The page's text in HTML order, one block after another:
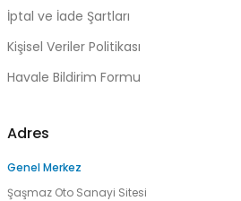
İptal ve İade Şartları
Kişisel Veriler Politikası
Havale Bildirim Formu
Adres
Genel Merkez
Şaşmaz Oto Sanayi Sitesi